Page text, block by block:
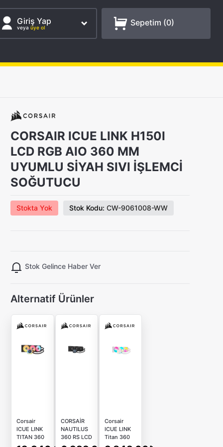
Giriş Yap
veya üye ol Sepetim (0)
CORSAIR ICUE LINK H150I
LCD RGB AIO 360 MM
UYUMLU SİYAH SIVI İŞLEMCİ
SOĞUTUCU
Stokta Yok Stok Kodu: CW-9061008-WW
Stok Gelince Haber Ver
Alternatif Ürünler
Corsair
ICUE LINK
TITAN 360
RX LCD
CORSAİR
NAUTILUS
360 RS LCD
R120
Corsair
ICUE LINK
Titan 360
RX RGB AIO